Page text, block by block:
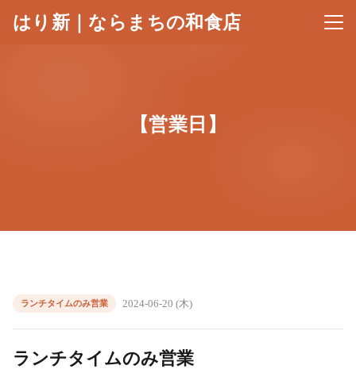
はり新｜ならまちの和食店 メニ
【営業日】
ランチタイムのみ営業 2024-06-20 (木)
ランチタイムのみ営業